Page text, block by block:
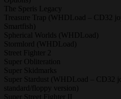
The Speris Legacy
Treasure Trap (WHDLoad – CD32
Smartfish)
Spherical Worlds (WHDLoad)
Stormlord (WHDLoad)
Street Fighter 2
Super Obliteration
Super Skidmarks
Super Stardust (WHDLoad – CD32
standard/floppy version)
Super Street Fighter II